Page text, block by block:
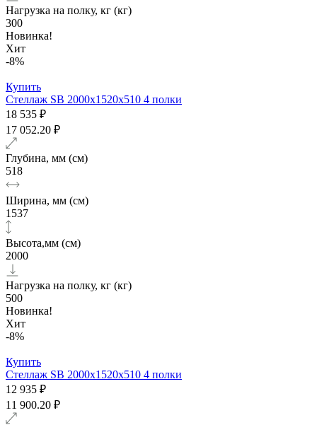
Нагрузка на полку, кг (кг)
300
Новинка!
Хит
-8%
Купить
Стеллаж SB 2000x1520x510 4 полки
18 535 ₽
17 052.20 ₽
Глубина, мм (см)
518
Ширина, мм (см)
1537
Высота,мм (см)
2000
Нагрузка на полку, кг (кг)
500
Новинка!
Хит
-8%
Купить
Стеллаж SB 2000x1520x510 4 полки
12 935 ₽
11 900.20 ₽